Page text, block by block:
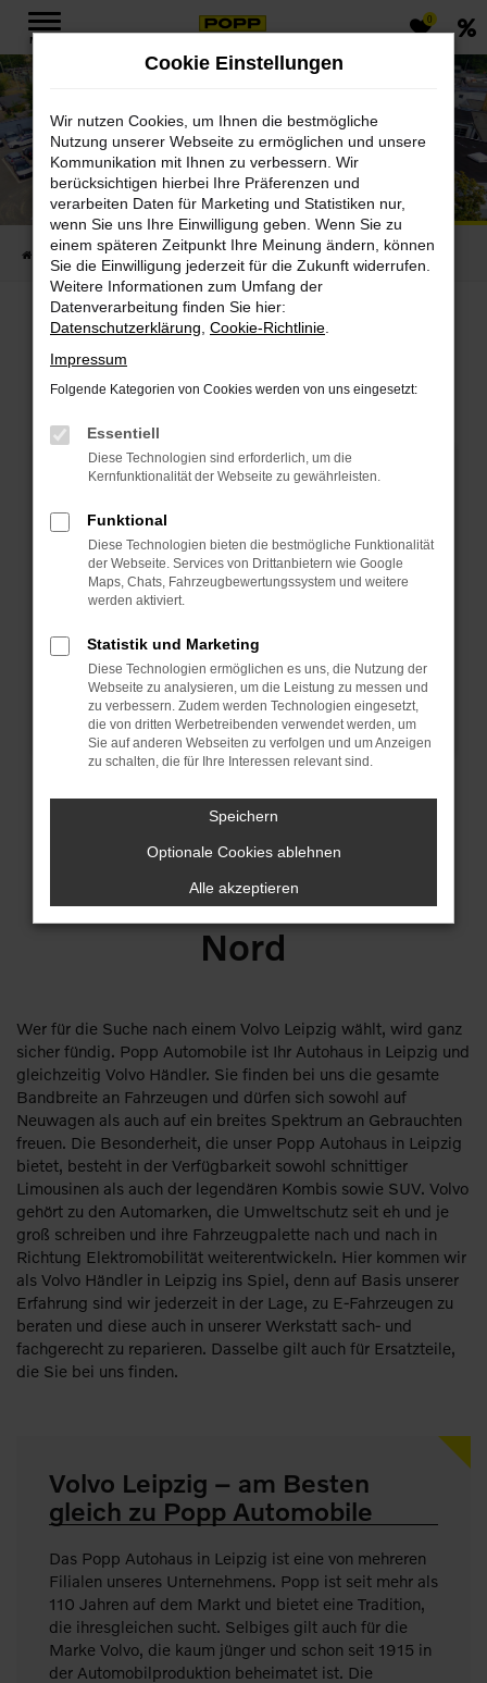
Zum
Hauptinhalt
springen
MENÜ
0
Popp Fahrzeugbau GmbH
Standort Leipzig-Nord PKW
Startseite Standorte Leipzig-Nord PKW
Suchen.Finden.Einsteig
en
Showroom Servicetermin
Entdecken Sie POPP
Automobile in Leipzig-
Nord
Wer für die Suche nach einem Volvo Leipzig wählt, wird ganz
sicher fündig. Popp Automobile ist Ihr Autohaus in Leipzig und
gleichzeitig Volvo Händler. Sie finden bei uns die gesamte
Bandbreite an Fahrzeugen und dürfen sich sowohl auf
Neuwagen als auch auf ein breites Spektrum an Gebrauchten
freuen. Die Besonderheit, die unser Popp Autohaus in Leipzig
bietet, besteht in der Verfügbarkeit sowohl schnittiger
Limousinen als auch der legendären Kombis sowie SUV. Volvo
gehört zu den Automarken, die Umweltschutz seit eh und je
groß schreiben und ihre Fahrzeugpalette nach und nach in
Richtung Elektromobilität weiterentwickeln. Hier kommen wir
als Volvo Händler in Leipzig ins Spiel, denn auf Basis unserer
Erfahrung sind wir jederzeit in der Lage, zu E-Fahrzeugen zu
beraten und diese auch in unserer Werkstatt sach- und
fachgerecht zu reparieren. Dasselbe gilt auch für Ersatzteile,
die Sie bei uns finden.
Volvo Leipzig – am Besten
gleich zu Popp Automobile
Das Popp Autohaus in Leipzig ist eine von mehreren
Filialen unseres Unternehmens. Popp ist seit mehr als
110 Jahren auf dem Markt und bietet eine Tradition,
die ihresgleichen sucht. Selbiges gilt auch für die
Marke Volvo, die kaum jünger und schon seit 1915 in
der Automobilproduktion beheimatet ist. Die
Cookie Einstellungen
Wir nutzen Cookies, um Ihnen die bestmögliche
Nutzung unserer Webseite zu ermöglichen und unsere
Kommunikation mit Ihnen zu verbessern. Wir
berücksichtigen hierbei Ihre Präferenzen und
verarbeiten Daten für Marketing und Statistiken nur,
wenn Sie uns Ihre Einwilligung geben. Wenn Sie zu
einem späteren Zeitpunkt Ihre Meinung ändern, können
Sie die Einwilligung jederzeit für die Zukunft widerrufen.
Weitere Informationen zum Umfang der
Datenverarbeitung finden Sie hier:
Datenschutzerklärung Cookie-Richtlinie
Impressum
Folgende Kategorien von Cookies werden von uns eingesetzt:
Essentiell
Diese Technologien sind erforderlich, um die
Kernfunktionalität der Webseite zu gewährleisten.
Funktional
Diese Technologien bieten die bestmögliche Funktionalität
der Webseite. Services von Drittanbietern wie Google
Maps, Chats, Fahrzeugbewertungssystem und weitere
werden aktiviert.
Statistik und Marketing
Diese Technologien ermöglichen es uns, die Nutzung der
Webseite zu analysieren, um die Leistung zu messen und
zu verbessern. Zudem werden Technologien eingesetzt,
die von dritten Werbetreibenden verwendet werden, um
Sie auf anderen Webseiten zu verfolgen und um Anzeigen
zu schalten, die für Ihre Interessen relevant sind.
Speichern
Optionale Cookies ablehnen
Alle akzeptieren